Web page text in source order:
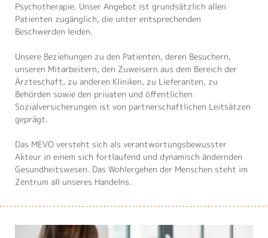
Psychotherapie. Unser Angebot ist grundsätzlich allen
Patienten zugänglich, die unter entsprechenden
Beschwerden leiden.
Unsere Beziehungen zu den Patienten, deren Besuchern,
unseren Mitarbeitern, den Zuweisern aus dem Bereich der
Ärzteschaft, zu anderen Kliniken, zu Lieferanten, zu
Behörden sowie den privaten und öffentlichen
Sozialversicherungen ist von partnerschaftlichen Leitsätzen
geprägt.
Das MEVO versteht sich als verantwortungsbewusster
Akteur in einem sich fortlaufend und dynamisch ändernden
Gesundheitswesen. Das Wohlergehen der Menschen steht im
Zentrum all unseres Handelns.